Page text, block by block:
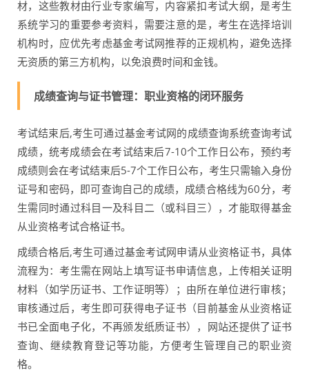
材，这些教材由行业专家编写，内容紧扣考试大纲，是考生
系统学习的重要参考资料，需要注意的是，考生在选择培训
机构时，应优先考虑基金考试网推荐的正规机构，避免选择
无资质的第三方机构，以免浪费时间和金钱。
成绩查询与证书管理：职业资格的闭环服务
考试结束后,考生可通过基金考试网的成绩查询系统查询考试
成绩，统考成绩会在考试结束后7-10个工作日公布，预约考
成绩则会在考试结束后5-7个工作日公布，考生只需输入身份
证号和密码，即可查询自己的成绩，成绩合格线为60分，考
生需同时通过科目一及科目二（或科目三），才能取得基金
从业资格考试合格证书。
成绩合格后,考生可通过基金考试网申请从业资格证书，具体
流程为：考生需在网站上填写证书申请信息，上传相关证明
材料（如学历证书、工作证明等）；由所在单位进行审核；
审核通过后，考生即可获得电子证书（目前基金从业资格证
书已全面电子化，不再颁发纸质证书），网站还提供了证书
查询、继续教育登记等功能，方便考生管理自己的职业资
格。